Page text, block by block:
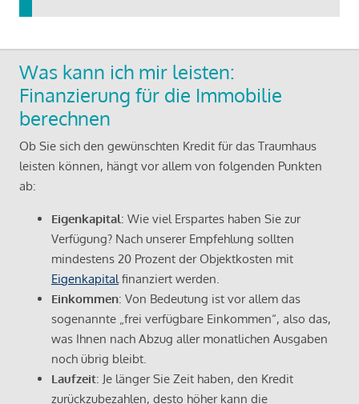
Was kann ich mir leisten:
Finanzierung für die Immobilie
berechnen
Ob Sie sich den gewünschten Kredit für das Traumhaus
leisten können, hängt vor allem von folgenden Punkten
ab:
Eigenkapital: Wie viel Erspartes haben Sie zur
Verfügung? Nach unserer Empfehlung sollten
mindestens 20 Prozent der Objektkosten mit
Eigenkapital finanziert werden.
Einkommen: Von Bedeutung ist vor allem das
sogenannte „frei verfügbare Einkommen“, also das,
was Ihnen nach Abzug aller monatlichen Ausgaben
noch übrig bleibt.
Laufzeit: Je länger Sie Zeit haben, den Kredit
zurückzubezahlen, desto höher kann die